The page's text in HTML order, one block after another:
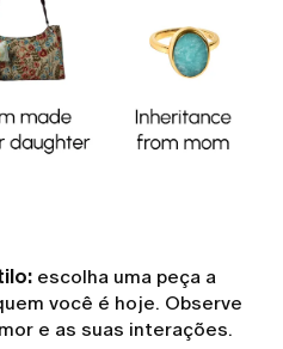
escolha uma peça a
você é hoje. Observe
e as suas interações.